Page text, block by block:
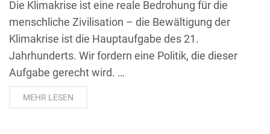
Die Klimakrise ist eine reale Bedrohung für die
menschliche Zivilisation – die Bewältigung der
Klimakrise ist die Hauptaufgabe des 21.
Jahrhunderts. Wir fordern eine Politik, die dieser
Aufgabe gerecht wird. …
MEHR LESEN